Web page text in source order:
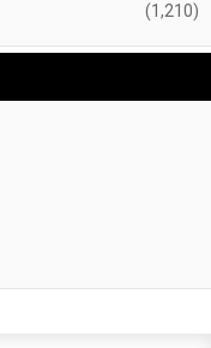
(1,210)